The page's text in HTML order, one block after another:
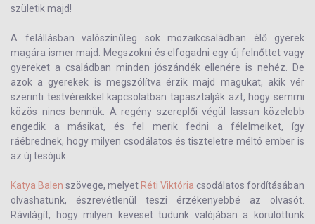
születik majd!
A felállásban valószínűleg sok mozaikcsaládban élő gyerek
magára ismer majd. Megszokni és elfogadni egy új felnőttet vagy
gyereket a családban minden jószándék ellenére is nehéz. De
azok a gyerekek is megszólítva érzik majd magukat, akik vér
szerinti testvéreikkel kapcsolatban tapasztalják azt, hogy semmi
közös nincs bennük. A regény szereplői végül lassan közelebb
engedik a másikat, és fel merik fedni a félelmeiket, így
ráébrednek, hogy milyen csodálatos és tiszteletre méltó ember is
az új tesójuk.
Katya Balen szövege, melyet Réti Viktória csodálatos fordításában
olvashatunk, észrevétlenül teszi érzékenyebbé az olvasót.
Rávilágít, hogy milyen keveset tudunk valójában a körülöttünk